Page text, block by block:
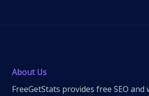
About Us
FreeGetStats provides free SEO and